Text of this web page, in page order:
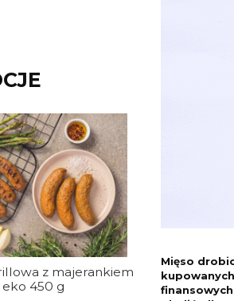
z majerankiem
eko 450 g
Szynka
Mięso